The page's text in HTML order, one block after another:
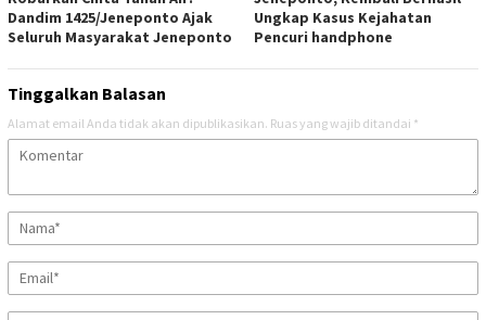
Dandim 1425/Jeneponto Ajak
Seluruh Masyarakat Jeneponto
Ungkap Kasus Kejahatan
Pencuri handphone
Tinggalkan Balasan
Alamat email Anda tidak akan dipublikasikan. Ruas yang wajib ditandai *